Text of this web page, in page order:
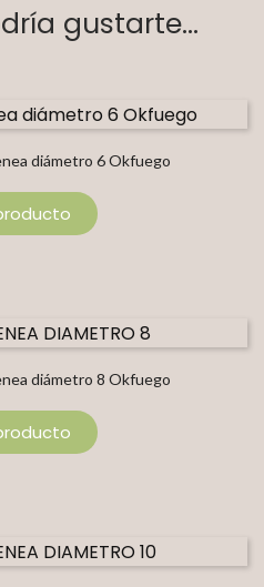
gustarte...
diámetro 6 Okfuego
diámetro 8 Okfuego